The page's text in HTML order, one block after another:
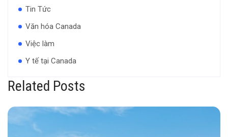
Tin Tức
Văn hóa Canada
Việc làm
Y tế tại Canada
Related Posts